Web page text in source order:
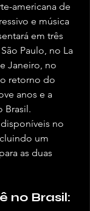
americana de
e música
em três
Paulo, no La
Janeiro, no
retorno do
anos e a
Brasil.
no
um
as duas
no Brasil: